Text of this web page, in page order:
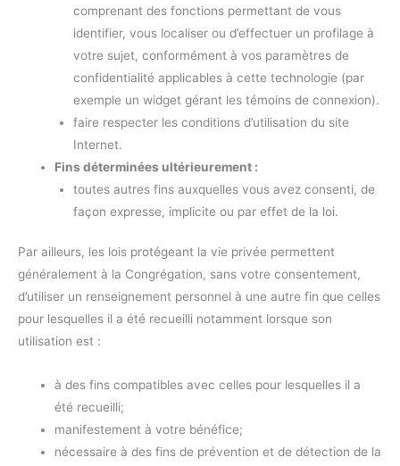
comprenant des fonctions permettant de vous
identifier, vous localiser ou d’effectuer un profilage à
votre sujet, conformément à vos paramètres de
confidentialité applicables à cette technologie (par
exemple un widget gérant les témoins de connexion).
faire respecter les conditions d’utilisation du site
Internet.
Fins déterminées ultérieurement :
toutes autres fins auxquelles vous avez consenti, de
façon expresse, implicite ou par effet de la loi.
Par ailleurs, les lois protégeant la vie privée permettent
généralement à la Congrégation, sans votre consentement,
d’utiliser un renseignement personnel à une autre fin que celles
pour lesquelles il a été recueilli notamment lorsque son
utilisation est :
à des fins compatibles avec celles pour lesquelles il a
été recueilli;
manifestement à votre bénéfice;
nécessaire à des fins de prévention et de détection de la